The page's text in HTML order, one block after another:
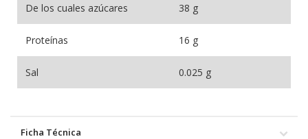
De los cuales azúcares 38 g
Proteínas 16 g
Sal 0.025 g
Ficha Técnica